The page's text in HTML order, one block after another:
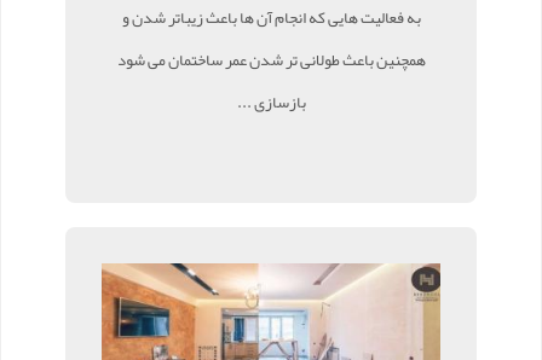
به فعالیت هایی که انجام آن ها باعث زیباتر شدن و
همچنین باعث طولانی تر شدن عمر ساختمان می شود
بازسازی ...